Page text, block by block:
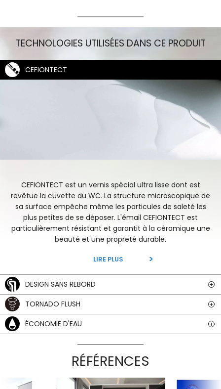
TECHNOLOGIES UTILISÉES DANS CE PRODUIT
CEFIONTECT
CEFIONTECT est un vernis spécial ultra lisse dont est
revêtue la cuvette du WC. La structure microscopique de
sa surface empêche même les particules de saleté les
plus petites de se déposer. L'émail CEFIONTECT est
particulièrement résistant et garantit à la céramique une
beauté et une propreté durable.
LIRE PLUS
DESIGN SANS REBORD
TORNADO FLUSH
ÉCONOMIE D'EAU
RÉFÉRENCES